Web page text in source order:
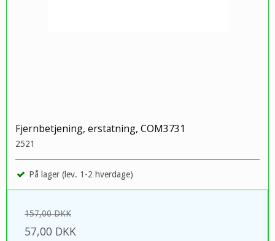
Fjernbetjening, erstatning, COM3731
2521
På lager (lev. 1-2 hverdage)
157,00 DKK
57,00 DKK